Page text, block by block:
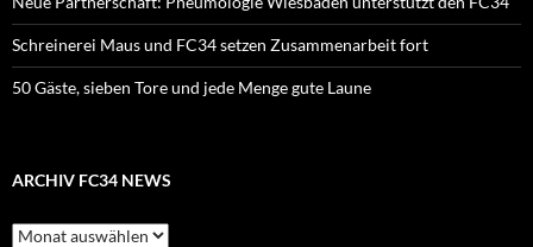
Schreinerei Maus und FC34 setzen Zusammenarbeit fort
50 Gäste, sieben Tore und jede Menge gute Laune
ARCHIV FC34 NEWS
Archiv